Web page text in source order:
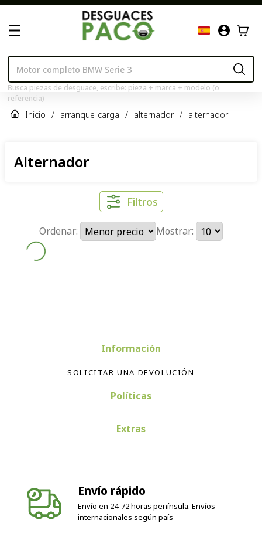
Busca piezas de desguace, escribe: pieza + marca + modelo (o
referencia)
Inicio / arranque-carga / alternador / alternador
Alternador
Filtros
Ordenar: Mostrar:
Información
SOLICITAR UNA DEVOLUCIÓN
Políticas
Extras
Envío rápido
Envío en 24-72 horas península. Envíos
internacionales según país